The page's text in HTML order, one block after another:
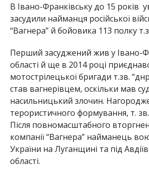
В Івано-Франківську до 15 років
засудили найманця російської
“Вагнера” й бойовика 113 полку
Перший засуджений жив у Івано-
області й ще в 2014 році
мотострілецької бригади т.зв.
став вагнерівцем, оскільки мав
насильницький злочин.
терористичного формування, т.
Після повномасштабного
компанії “Вагнера” найманець
України на Луганщині та під
області.